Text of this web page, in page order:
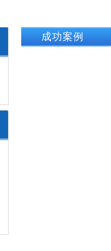
成功案例